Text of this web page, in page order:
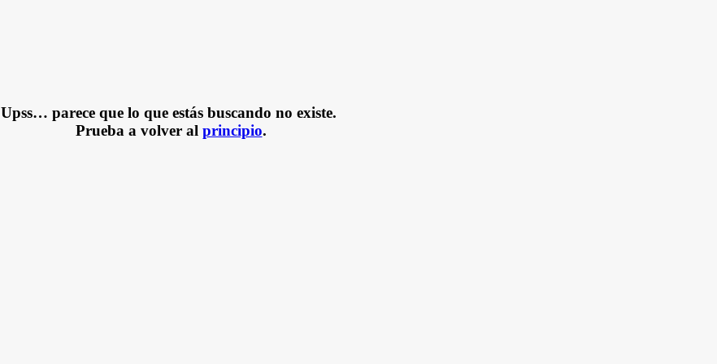
Upss… parece que lo que estás buscando no existe.
Prueba a volver al principio.